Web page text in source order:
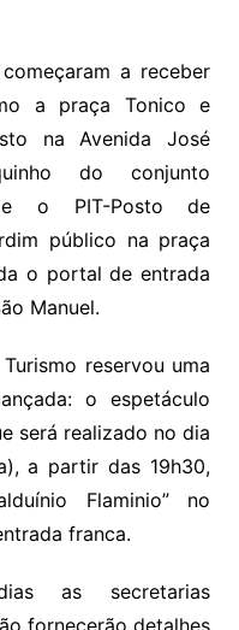
a receber
a praça Tonico e
na Avenida José
do conjunto
o PIT-Posto de
público na praça
o portal de entrada
Manuel.
reservou uma
o espetáculo
será realizado no dia
a partir das 19h30,
Flaminio” no
franca.
as secretarias